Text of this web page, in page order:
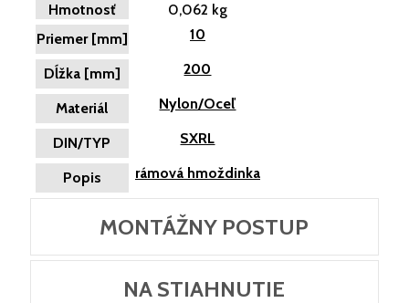
Hmotnosť
0,062 kg
Priemer [mm]
10
Dĺžka [mm] 200
Materiál Nylon/Oceľ
DIN/TYP SXRL
Popis rámová hmoždinka
MONTÁŽNY POSTUP
NA STIAHNUTIE